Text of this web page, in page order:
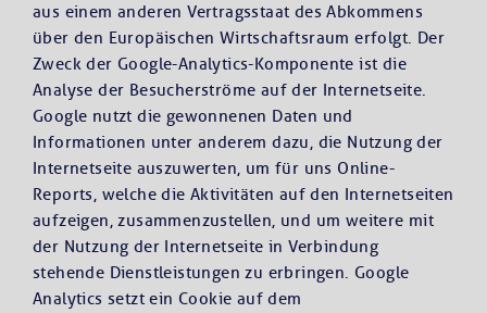
aus einem anderen Vertragsstaat des Abkommens
über den Europäischen Wirtschaftsraum erfolgt. Der
Zweck der Google-Analytics-Komponente ist die
Analyse der Besucherströme auf der Internetseite.
Google nutzt die gewonnenen Daten und
Informationen unter anderem dazu, die Nutzung der
Internetseite auszuwerten, um für uns Online-
Reports, welche die Aktivitäten auf den Internetseiten
aufzeigen, zusammenzustellen, und um weitere mit
der Nutzung der Internetseite in Verbindung
stehende Dienstleistungen zu erbringen. Google
Analytics setzt ein Cookie auf dem